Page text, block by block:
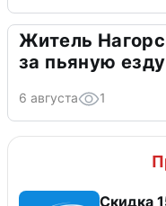
Житель
за пьяную
6 августа 1
Скидка